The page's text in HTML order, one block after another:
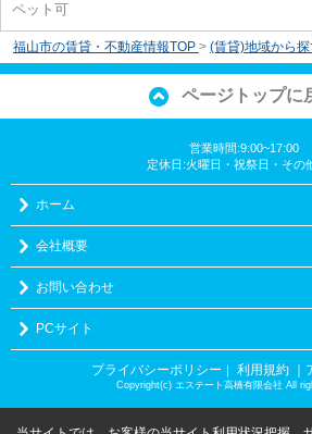
ペット可
福山市の賃貸・不動産情報TOP > (賃貸)地域から
ページトップに
営業時間:9:00~17:00
定休日:火曜日・祝祭日・その
ホーム
会社概要
お問い合わせ
PCサイト
プライバシーポリシー 利用規約
Copyright(c) エステート高橋有限会社 All